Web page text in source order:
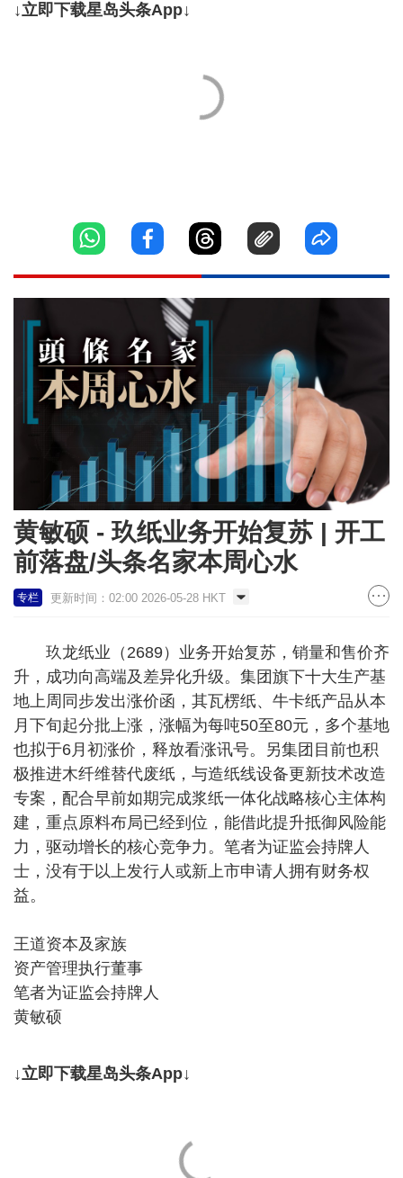
↓立即下载星岛头条App↓
黄敏硕 - 玖纸业务开始复苏 | 开工
前落盘/头条名家本周心水
专栏 更新时间：02:00 2026-05-28 HKT
玖龙纸业（2689）业务开始复苏，销量和售价齐
升，成功向高端及差异化升级。集团旗下十大生产基
地上周同步发出涨价函，其瓦楞纸、牛卡纸产品从本
月下旬起分批上涨，涨幅为每吨50至80元，多个基地
也拟于6月初涨价，释放看涨讯号。另集团目前也积
极推进木纤维替代废纸，与造纸线设备更新技术改造
专案，配合早前如期完成浆纸一体化战略核心主体构
建，重点原料布局已经到位，能借此提升抵御风险能
力，驱动增长的核心竞争力。笔者为证监会持牌人
士，没有于以上发行人或新上市申请人拥有财务权
益。
王道资本及家族
资产管理执行董事
笔者为证监会持牌人
黄敏硕
↓立即下载星岛头条App↓